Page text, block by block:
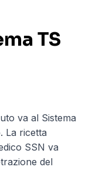
TS
va al Sistema
La ricetta
SSN va
del